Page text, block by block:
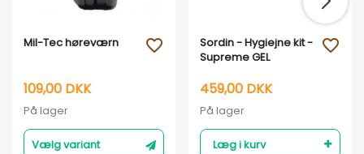
Mil-Tec høreværn
109,00 DKK
På lager
Vælg variant
favorite_outline
Sordin - Hygiejne kit -
Supreme GEL
459,00 DKK
På lager
Læg i kurv
favorite_outline